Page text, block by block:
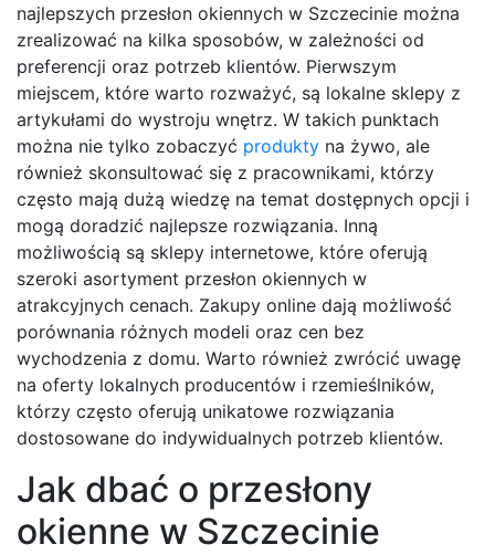
najlepszych przesłon okiennych w Szczecinie można
zrealizować na kilka sposobów, w zależności od
preferencji oraz potrzeb klientów. Pierwszym
miejscem, które warto rozważyć, są lokalne sklepy z
artykułami do wystroju wnętrz. W takich punktach
można nie tylko zobaczyć produkty na żywo, ale
również skonsultować się z pracownikami, którzy
często mają dużą wiedzę na temat dostępnych opcji i
mogą doradzić najlepsze rozwiązania. Inną
możliwością są sklepy internetowe, które oferują
szeroki asortyment przesłon okiennych w
atrakcyjnych cenach. Zakupy online dają możliwość
porównania różnych modeli oraz cen bez
wychodzenia z domu. Warto również zwrócić uwagę
na oferty lokalnych producentów i rzemieślników,
którzy często oferują unikatowe rozwiązania
dostosowane do indywidualnych potrzeb klientów.
Jak dbać o przesłony
okienne w Szczecinie